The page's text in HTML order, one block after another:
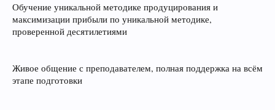
Обучение уникальной методике продуцирования и
максимизации прибыли по уникальной методике,
проверенной десятилетиями
Живое общение с преподавателем, полная поддержка на всём
этапе подготовки